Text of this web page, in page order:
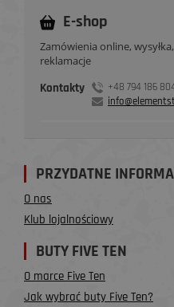
E-shop
Zamówienia online,
reklamacje
Kontakty
+48 794 186
PRZYDATNE
O nas
Klub lojalnościowy
BUTY FIVE TEN
O marce Five Ten
Jak wybrać buty Five Ten?